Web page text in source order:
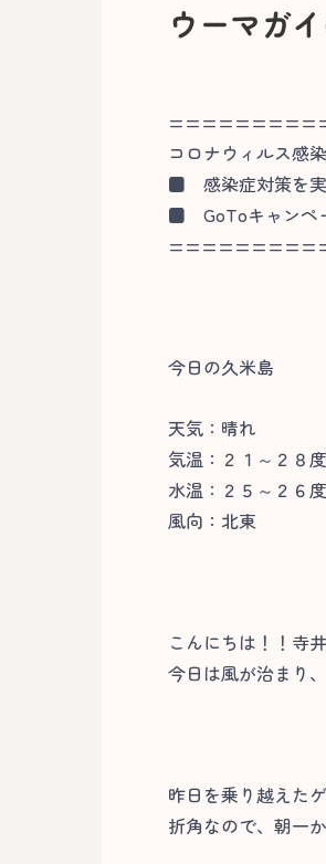
ウーマガ
コロナウィルス感
■ 感染症対策を
■ GoToキャンペ
今日の久米島
天気：晴れ
気温：２１～２８度
水温：２５～２６度
風向：北東
こんにちは！！寺
今日は風が治まり
昨日を乗り越えた
折角なので、朝一